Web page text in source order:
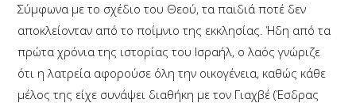
Σύμφωνα με το σχέδιο του Θεού, τα παιδιά ποτέ δεν
αποκλείονταν από το ποίμνιο της εκκλησίας. Ήδη από τα
πρώτα χρόνια της ιστορίας του Ισραήλ, ο λαός γνώριζε
ότι η λατρεία αφορούσε όλη την οικογένεια, καθώς κάθε
μέλος της είχε συνάψει διαθήκη με τον Γιαχβέ (Έσδρας